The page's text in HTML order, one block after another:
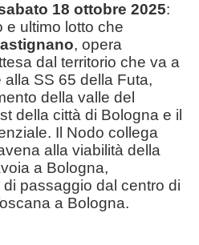
18 ottobre 2025:
e ultimo lotto che
, opera
dal territorio che va a
SS 65 della Futa,
della valle del
della città di Bologna e il
Il Nodo collega
alla viabilità della
a Bologna,
passaggio dal centro di
a Bologna.